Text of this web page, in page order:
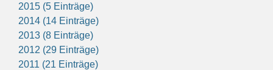
2015 (5 Einträge)
2014 (14 Einträge)
2013 (8 Einträge)
2012 (29 Einträge)
2011 (21 Einträge)